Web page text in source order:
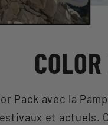
Pack avec la
et actuels.